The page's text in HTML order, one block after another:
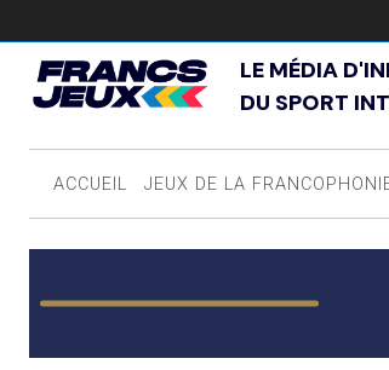
LE MÉDIA
DU SPORT
ACCUEIL JEUX DE LA